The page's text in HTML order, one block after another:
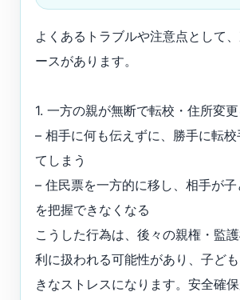
よくあるトラブルや注意点として
ースがあります。
1. 一方の親が無断で転校・住所変
– 相手に何も伝えずに、勝手に転
てしまう
– 住民票を一方的に移し、相手が
を把握できなくなる
こうした行為は、後々の親権・監
利に扱われる可能性があり、子ど
きなストレスになります。安全確